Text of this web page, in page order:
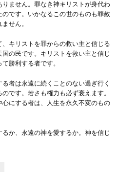
りません。罪なき神キリストが身代わ
のです。いかなるこの世のものも罪赦
せん。
、キリストを罪からの救い主と信じる
の民です。キリストを救い主と信じ
勝利する者です。
者は永遠に続くことのない過ぎ行く
です。若さも権力も必ず衰えます。
心にする者は、人生を永久不変のもの
か、永遠の神を愛するか。神を信じ